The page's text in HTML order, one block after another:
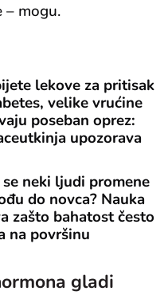
– mogu.
lekove za pritisak
velike vrućine
poseban oprez:
upozorava
neki ljudi promene
do novca? Nauka
zašto bahatost često
na površinu
gladi